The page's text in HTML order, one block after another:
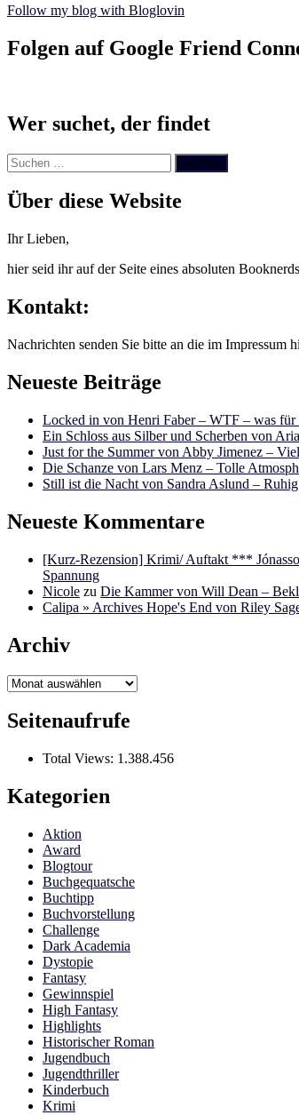
Follow my blog with Bloglovin
Folgen auf Google Friend
Wer suchet, der findet
Suchen
nach:
Über diese Website
Ihr Lieben,
hier seid ihr auf der Seite eines absoluten
Kontakt:
Nachrichten senden Sie bitte an die im Impressum
Neueste Beiträge
Locked in von Henri Faber – WTF – was
Ein Schloss aus Silber und Scherben von
Just for the Summer von Abby Jimenez –
Die Schanze von Lars Menz – Tolle
Still ist die Nacht von Sandra Aslund –
Neueste Kommentare
[Kurz-Rezension] Krimi/ Auftakt ***
Spannung
Nicole zu Die Kammer von Will Dean –
Calipa » Archives Hope's End von Riley
Archiv
Archiv
Seitenaufrufe
Total Views: 1.388.456
Kategorien
Aktion
Award
Blogtour
Buchgequatsche
Buchtipp
Buchvorstellung
Challenge
Dark Academia
Dystopie
Fantasy
Gewinnspiel
High Fantasy
Highlights
Historischer Roman
Jugendbuch
Jugendthriller
Kinderbuch
Krimi